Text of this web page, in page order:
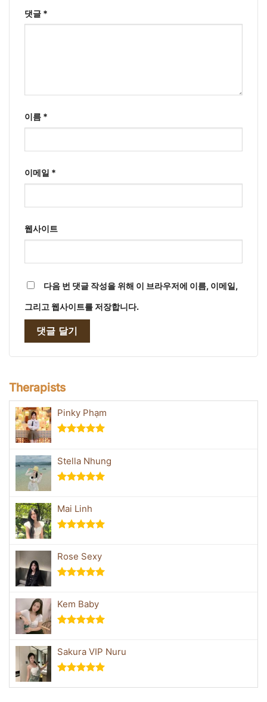
댓글 *
이름 *
이메일 *
웹사이트
다음 번 댓글 작성을 위해 이 브라우저에 이름, 이메일,
그리고 웹사이트를 저장합니다.
Therapists
Pinky Phạm
가됨
Stella Nhung
가됨
Mai Linh
가됨
Rose Sexy
가됨
Kem Baby
가됨
Sakura VIP Nuru
5.00로 평